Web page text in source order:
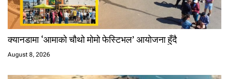
क्यानडामा ‘आमाको चौथो मोमो फेस्टिभल’ आयोजना हुँदै
August 8, 2026